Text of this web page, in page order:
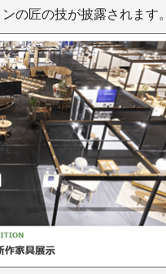
の匠の技が披露されます。